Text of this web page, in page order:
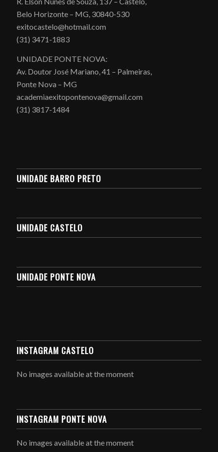
Belo Horizonte – MG, 30840-530
exitocastelo@hotmail.com
(31) 3471-1883
UNIDADE PONTE NOVA:
Av. Doutor José Mariano, 41 – Palmeiras,
Ponte Nova – MG
academiaexitopontenova@gmail.com
(31) 3817-1484
UNIDADE BARRO PRETO
UNIDADE CASTELO
UNIDADE PONTE NOVA
INSTAGRAM CASTELO
No images available at the moment
INSTAGRAM PONTE NOVA
No images available at the moment